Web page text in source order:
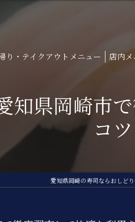
り・テイクアウトメニュー 店内メ
知県岡崎市
コツ
愛知県岡崎の寿司ならおしど